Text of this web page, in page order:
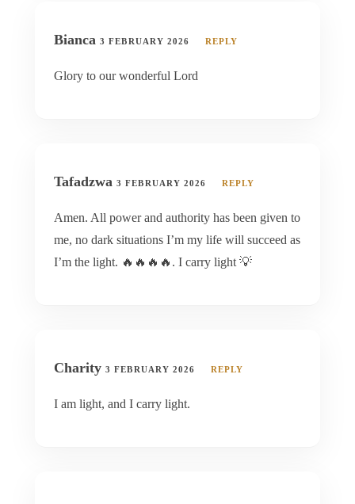
Bianca 3 FEBRUARY 2026 REPLY
Glory to our wonderful Lord
Tafadzwa 3 FEBRUARY 2026 REPLY
Amen. All power and authority has been given to
me, no dark situations I’m my life will succeed as
I’m the light. 🔥🔥🔥🔥. I carry light 💡
Charity 3 FEBRUARY 2026 REPLY
I am light, and I carry light.